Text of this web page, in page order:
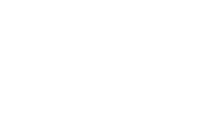
marque de mode
ou de pièces phares
de diversité de la mode, de
rapport qualité-prix. Chaque
votre personnalité - pour
les jours.